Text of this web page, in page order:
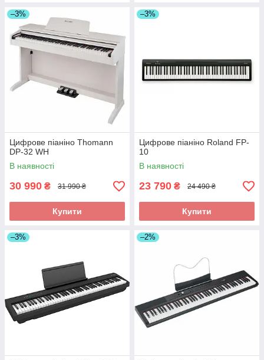
–3%
Цифрове піаніно Thomann
DP-32 WH
В наявності
30 990 ₴ 31 990 ₴
Купити
–3%
Цифрове піаніно Roland FP-
10
В наявності
23 790 ₴ 24 490 ₴
Купити
–3% –2%